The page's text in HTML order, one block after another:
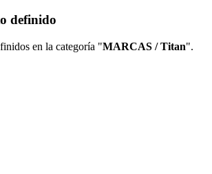
definido
en la categoría "MARCAS / Titan".